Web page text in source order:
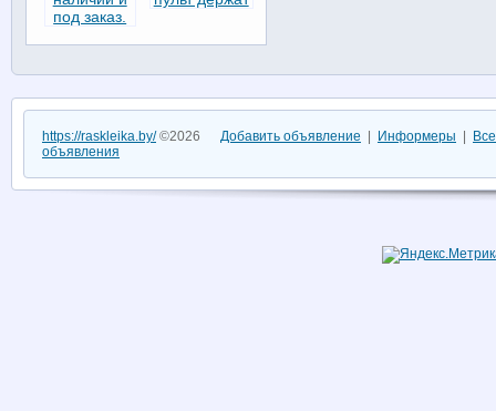
https://raskleika.by/©2026 Добавить объявление Информеры
объявления